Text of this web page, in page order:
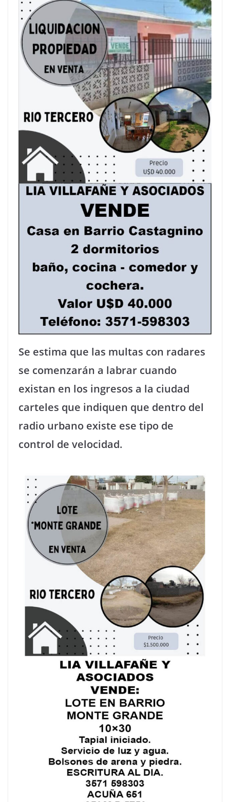
Se estima que las multas con radares
se comenzarán a labrar cuando
existan en los ingresos a la ciudad
carteles que indiquen que dentro del
radio urbano existe ese tipo de
control de velocidad.